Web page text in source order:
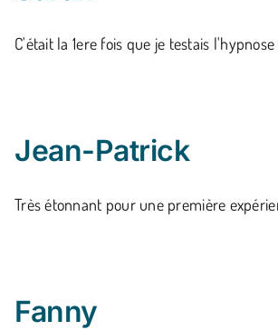
C'était la 1ere fois que je testais
Jean-Patrick
Très étonnant pour une première
Fanny